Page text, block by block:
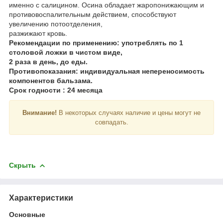
именно с салицином. Осина обладает жаропонижающим и
противовоспалительным действием, способствуют
увеличению потоотделения,
разжижают кровь.
Рекомендации по применению: употреблять по 1
столовой ложки в чистом виде,
2 раза в день, до еды.
Противопоказания: индивидуальная непереносимость
компонентов бальзама.
Срок годности : 24 месяца
Внимание! В некоторых случаях наличие и цены могут не
совпадать.
Скрыть
Характеристики
Основные